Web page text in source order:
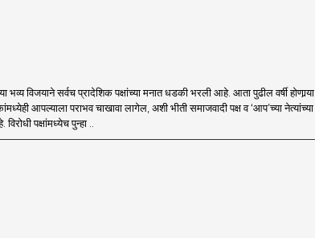
भव्य विजयाने सर्वच प्रादेशिक पक्षांच्या मनात धडकी भरली आहे. आता पुढील वर्षी होणार्‍या
आपल्याला पराभव चाखावा लागेल, अशी भीती समाजवादी पक्ष व ‘आप’च्या नेत्यांच्या
पक्षांमध्येच पुन्हा ..